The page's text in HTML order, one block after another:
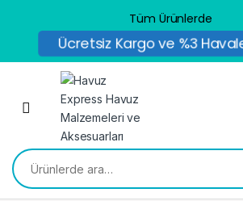
Skip to navigation
Skip to content
Ara:
Tüm Ürünlerde
Ücretsiz Kargo ve %3